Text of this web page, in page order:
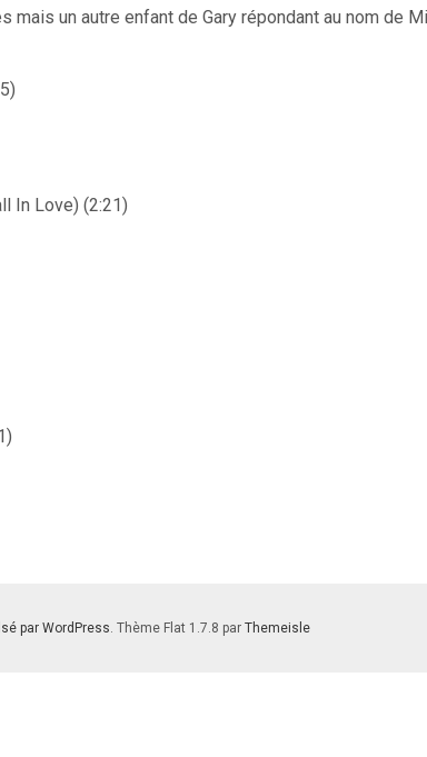
un autre enfant de Gary répondant au nom de
In Love) (2:21)
par WordPress. Thème Flat 1.7.8 par Themeisle